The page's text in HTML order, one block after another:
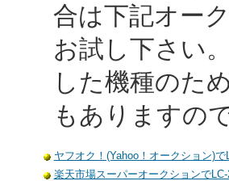
合は下記オー
お試し下さい
した機種のた
もありますの
ヤフオク！(Yahoo！オークション)
楽天市場スーパーオークションで